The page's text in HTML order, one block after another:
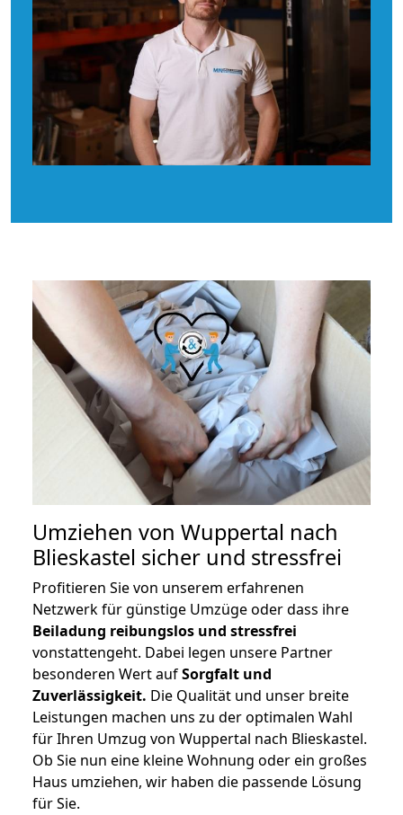
Umziehen von Wuppertal nach
Blieskastel sicher und stressfrei
Profitieren Sie von unserem erfahrenen
Netzwerk für günstige Umzüge oder dass ihre
Beiladung reibungslos und stressfrei
vonstattengeht. Dabei legen unsere Partner
besonderen Wert aufSorgfalt und
Zuverlässigkeit. Die Qualität und unser breite
Leistungen machen uns zu der optimalen Wahl
für Ihren Umzug von Wuppertal nach Blieskastel.
Ob Sie nun eine kleine Wohnung oder ein großes
Haus umziehen, wir haben die passende Lösung
für Sie.